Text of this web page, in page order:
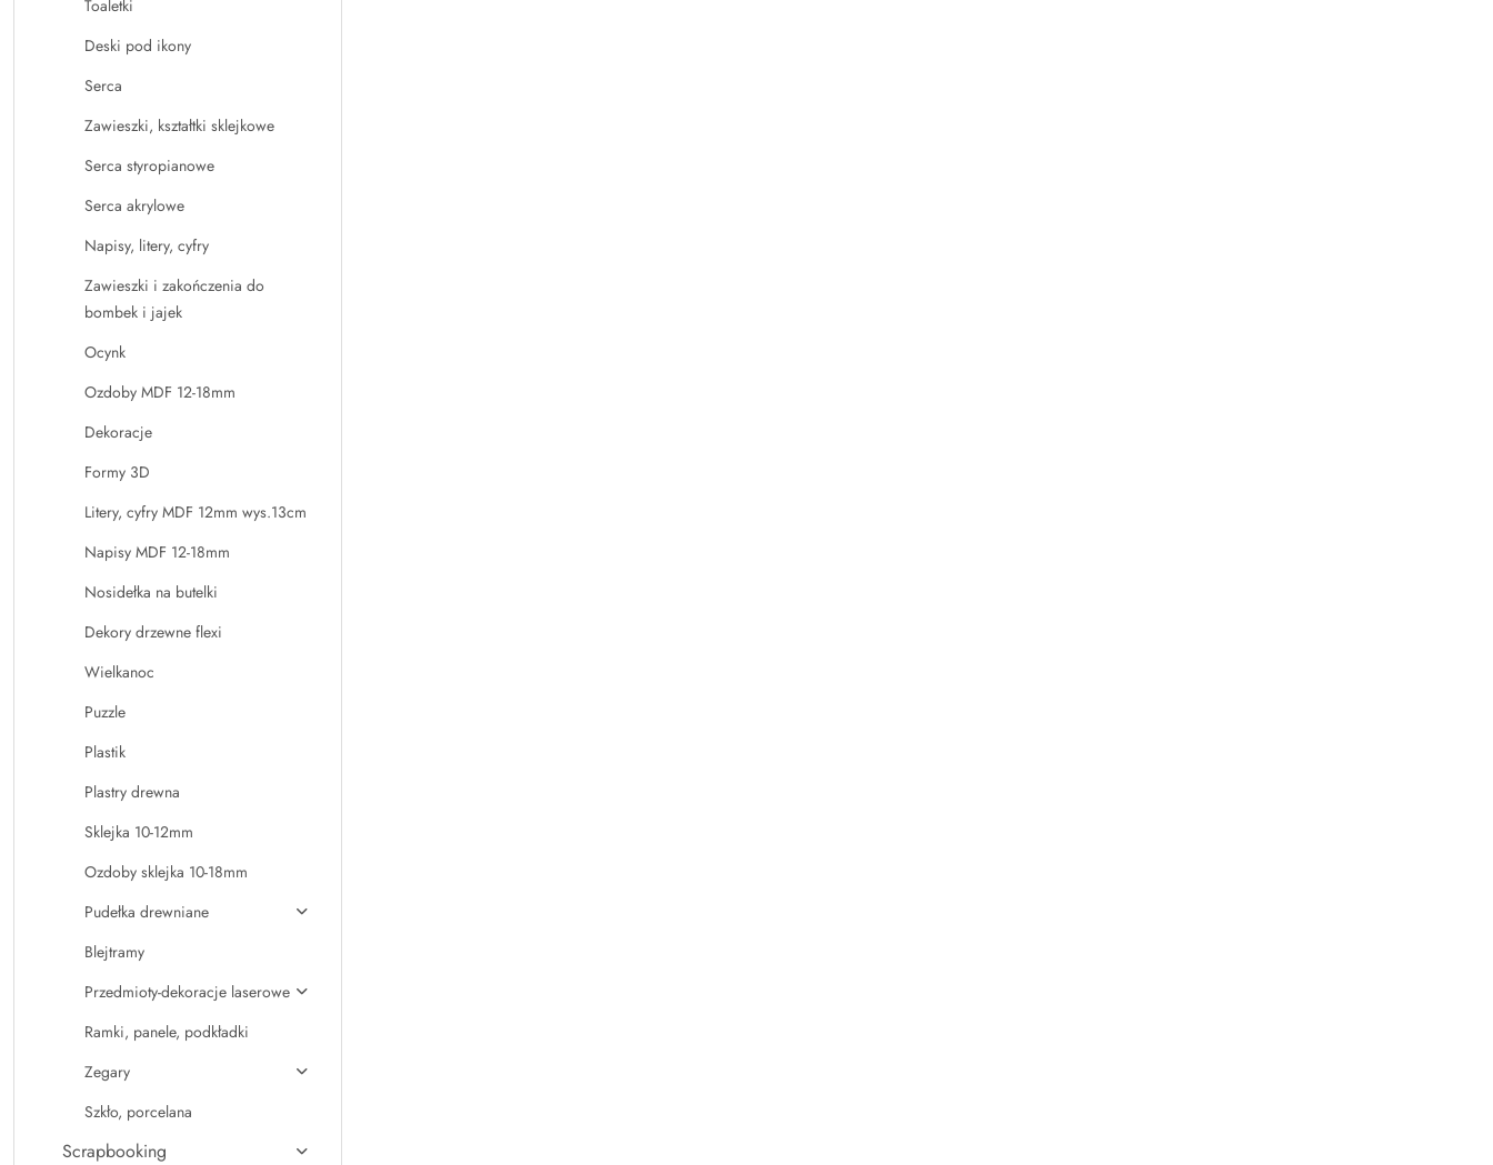
Toaletki
Deski pod ikony
Serca
Zawieszki, kształtki sklejkowe
Serca styropianowe
Serca akrylowe
Napisy, litery, cyfry
Zawieszki i zakończenia do
bombek i jajek
Ocynk
Ozdoby MDF 12-18mm
Dekoracje
Formy 3D
Litery, cyfry MDF 12mm wys.13cm
Napisy MDF 12-18mm
Nosidełka na butelki
Dekory drzewne flexi
Wielkanoc
Puzzle
Plastik
Plastry drewna
Sklejka 10-12mm
Ozdoby sklejka 10-18mm
Pudełka drewniane
Blejtramy
Przedmioty-dekoracje laserowe
Ramki, panele, podkładki
Zegary
Szkło, porcelana
Scrapbooking